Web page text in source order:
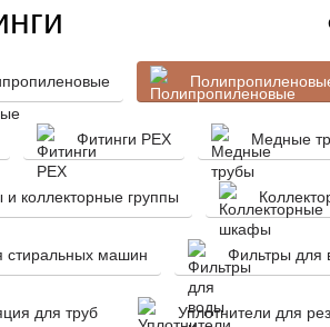
Фитинги PEX Медные
и коллекторные группы
стиральных машин Фильтры для
для труб Уплотнители для